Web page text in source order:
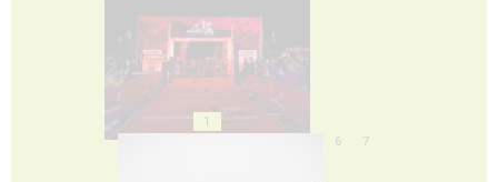
1
6 7